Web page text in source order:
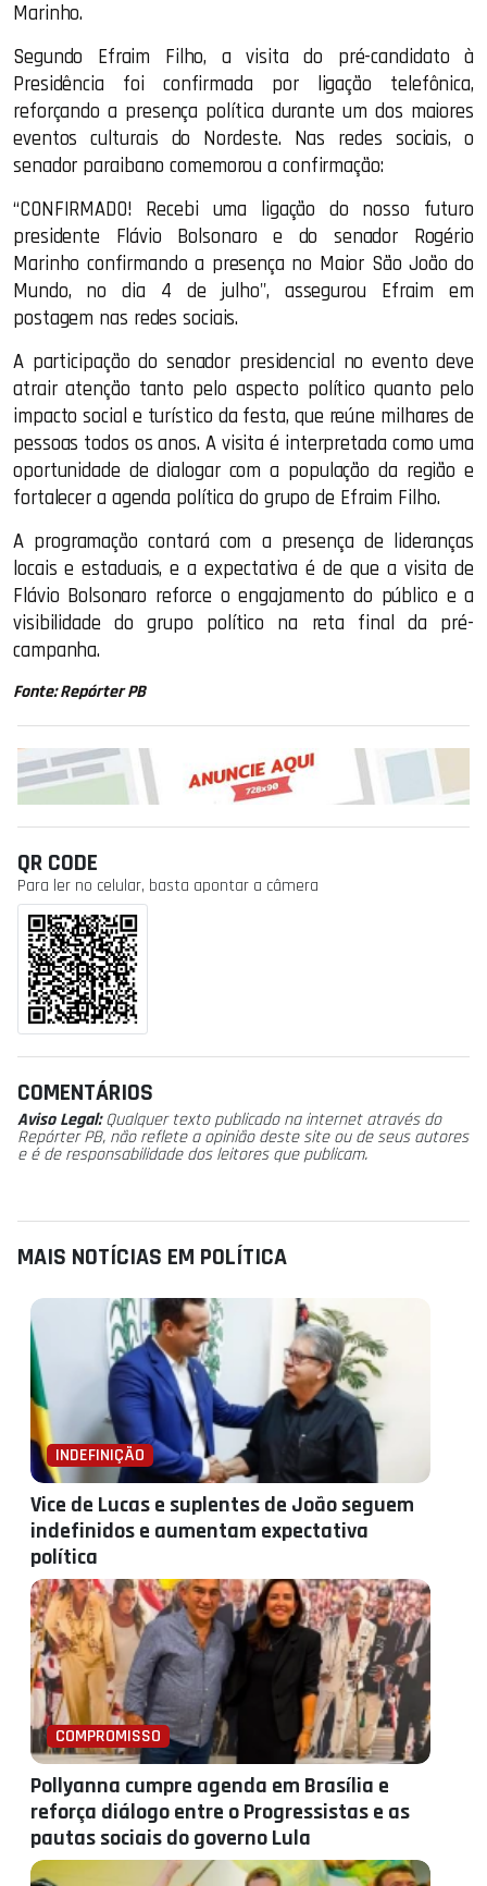
Marinho.
Segundo Efraim Filho, a visita do pré-candidato à
Presidência foi confirmada por ligação telefônica,
reforçando a presença política durante um dos maiores
eventos culturais do Nordeste. Nas redes sociais, o
senador paraibano comemorou a confirmação:
“CONFIRMADO! Recebi uma ligação do nosso futuro
presidente Flávio Bolsonaro e do senador Rogério
Marinho confirmando a presença no Maior São João do
Mundo, no dia 4 de julho", assegurou Efraim em
postagem nas redes sociais.
A participação do senador presidencial no evento deve
atrair atenção tanto pelo aspecto político quanto pelo
impacto social e turístico da festa, que reúne milhares de
pessoas todos os anos. A visita é interpretada como uma
oportunidade de dialogar com a população da região e
fortalecer a agenda política do grupo de Efraim Filho.
A programação contará com a presença de lideranças
locais e estaduais, e a expectativa é de que a visita de
Flávio Bolsonaro reforce o engajamento do público e a
visibilidade do grupo político na reta final da pré-
campanha.
Fonte: Repórter PB
QR CODE
Para ler no celular, basta apontar a câmera
COMENTÁRIOS
Aviso Legal:Qualquer texto publicado na internet através do
Repórter PB, não reflete a opinião deste site ou de seus autores
e é de responsabilidade dos leitores que publicam.
MAIS NOTÍCIAS EM POLÍTICA
INDEFINIÇÃO
Vice de Lucas e suplentes de João seguem
indefinidos e aumentam expectativa
política
COMPROMISSO
Pollyanna cumpre agenda em Brasília e
reforça diálogo entre o Progressistas e as
pautas sociais do governo Lula